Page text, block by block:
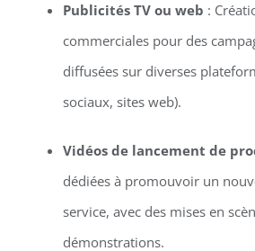
Publicités TV ou web :
commerciales pour des
diffusées sur diverses
sociaux, sites web).
Vidéos de lancement de
dédiées à promouvoir un
service, avec des mises en
démonstrations.